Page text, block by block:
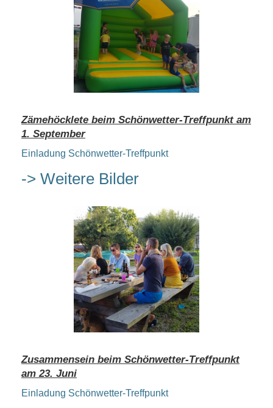
Zämehöcklete beim Schönwetter-Treffpunkt am
1. September
Einladung Schönwetter-Treffpunkt
-> Weitere Bilder
Zusammensein beim Schönwetter-Treffpunkt
am 23. Juni
Einladung Schönwetter-Treffpunkt